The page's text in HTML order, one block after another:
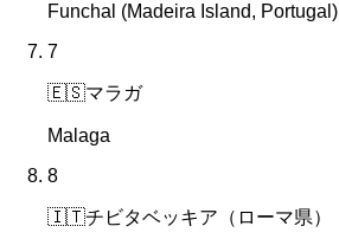
Funchal (Madeira Island, Portugal)
7
🇪🇸マラガ
Malaga
8
🇮🇹チビタベッキア（ローマ県）